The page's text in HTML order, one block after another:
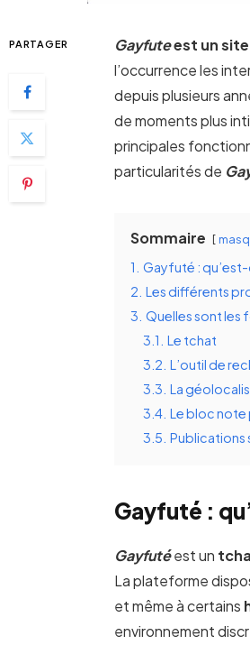
PARTAGER Gayfuteest un
l’occurrence les
depuis plusieurs
de moments plus
principales
particularités de
Sommaire
1. Gayfuté : qu’est-
2. Les différents
3. Quelles sont les
3.1. Le tchat
3.2. L’outil de
3.3. La
3.4. Le bloc note
3.5. Publications
Gayfuté :
Gayfutéest un
La plateforme
et même à certains
environnement